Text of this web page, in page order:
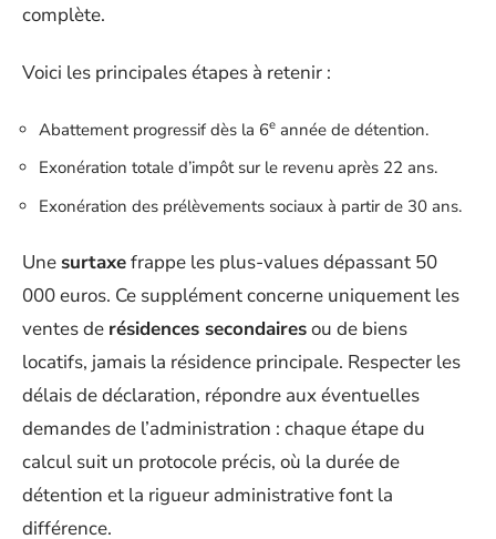
complète.
Voici les principales étapes à retenir :
Abattement progressif dès la 6e année de détention.
Exonération totale d’impôt sur le revenu après 22 ans.
Exonération des prélèvements sociaux à partir de 30 ans.
Une surtaxefrappe les plus-values dépassant 50
000 euros. Ce supplément concerne uniquement les
ventes de résidences secondairesou de biens
locatifs, jamais la résidence principale. Respecter les
délais de déclaration, répondre aux éventuelles
demandes de l’administration : chaque étape du
calcul suit un protocole précis, où la durée de
détention et la rigueur administrative font la
différence.